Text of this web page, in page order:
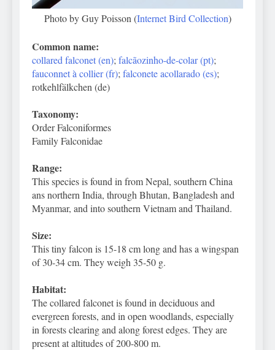
Photo by Guy Poisson (Internet Bird Collection)
Common name:
collared falconet (en); falcãozinho-de-colar (pt);
fauconnet à collier (fr); falconete acollarado (es);
rotkehlfälkchen (de)
Taxonomy:
Order Falconiformes
Family Falconidae
Range:
This species is found in from Nepal, southern China
ans northern India, through Bhutan, Bangladesh and
Myanmar, and into southern Vietnam and Thailand.
Size:
This tiny falcon is 15-18 cm long and has a wingspan
of 30-34 cm. They weigh 35-50 g.
Habitat:
The collared falconet is found in deciduous and
evergreen forests, and in open woodlands, especially
in forests clearing and along forest edges. They are
present at altitudes of 200-800 m.